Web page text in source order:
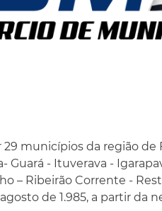
municípios da região
Guará - Ituverava -
– Ribeirão Corrente -
de 1.985, a partir